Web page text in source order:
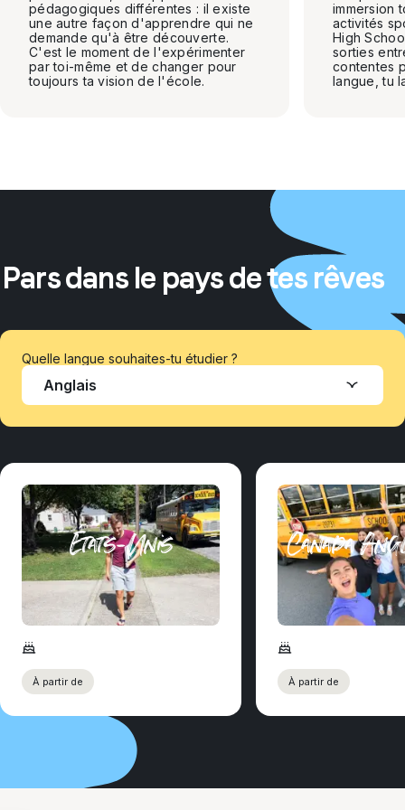
pédagogiques différentes : il existe
une autre façon d'apprendre qui ne
demande qu'à être découverte.
C'est le moment de l'expérimenter
par toi-même et de changer pour
toujours ta vision de l'école.
immersion
activités
High
sorties
contentes
langue, tu
Pars dans le pays de tes rêves
Quelle langue souhaites-tu étudier ?
Anglais
États-Unis
À partir de
Canada
À partir de